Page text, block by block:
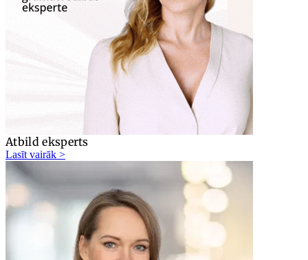
Atbild eksperts
Lasīt vairāk >